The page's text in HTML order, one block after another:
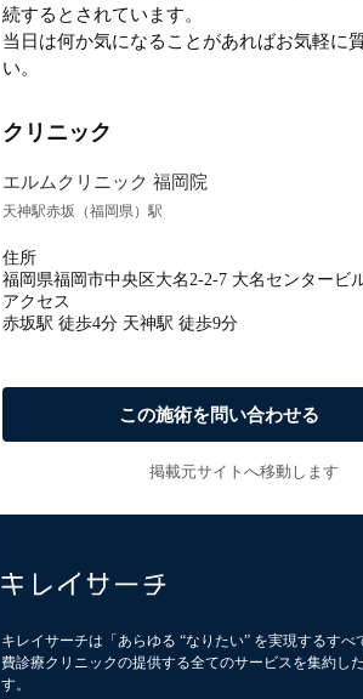
続するとされています。
当日は何か気になることがあればお気軽に
い。
クリニック
エルムクリニック 福岡院
天神駅赤坂（福岡県）駅
住所
福岡県福岡市中央区大名2-2-7 大名センタービ
アクセス
赤坂駅 徒歩4分 天神駅 徒歩9分
この施術を問い合わせる
掲載元サイトへ移動します
キレイサーチは「あらゆる “なりたい” を実現するすべ
費診療クリニックの提供する全てのサービスを集約し
す。